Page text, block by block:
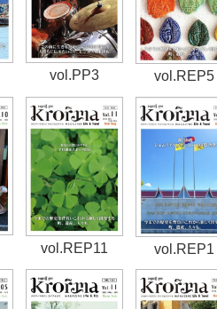
vol.PP3 vol.REP5
vol.REP11 vol.REP1